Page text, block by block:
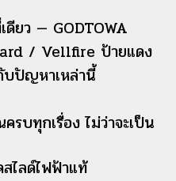
ยว — GODTOWA
/ Vellfire ป้ายแดง
บปัญหาเหล่านี้
รบทุกเรื่อง ไม่ว่าจะเป็น
ไลด์ไฟฟ้าแท้